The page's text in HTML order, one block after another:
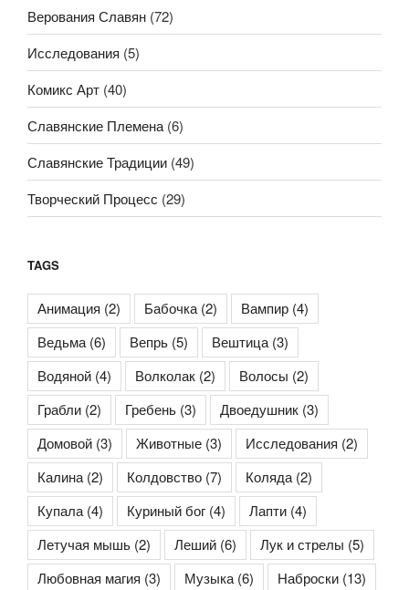
Верования Славян (72)
Исследования (5)
Комикс Арт (40)
Славянские Племена (6)
Славянские Традиции (49)
Творческий Процесс (29)
TAGS
Анимация (2) Бабочка (2) Вампир (4)
Ведьма (6) Вепрь (5) Вештица (3)
Водяной (4) Волколак (2) Волосы (2)
Грабли (2) Гребень (3) Двоедушник (3)
Домовой (3) Животные (3) Исследования (2)
Калина (2) Колдовство (7) Коляда (2)
Купала (4) Куриный бог (4) Лапти (4)
Летучая мышь (2) Леший (6) Лук и стрелы (5)
Любовная магия (3) Музыка (6) Наброски (13)